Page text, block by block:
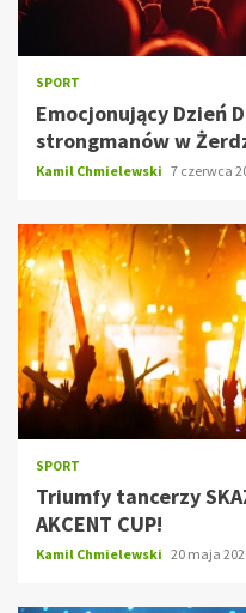
SPORT
Emocjonujący Dzień
strongmanów w
Kamil Chmielewski 7 czerwca
SPORT
Triumfy tancerzy
AKCENT CUP!
Kamil Chmielewski 20 maja